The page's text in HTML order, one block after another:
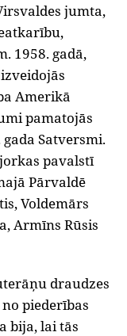
jumta,
1958. gadā,
Amerikā
pamatojās
Satversmi.
pavalstī
Pārvaldē
Voldemārs
Armīns Rūsis
draudzes
piederības
bija, lai tās